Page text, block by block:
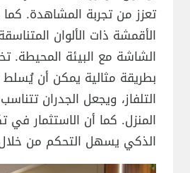
تعزز من تجربة المشاهدة.
الأقمشة ذات الألوان
الشاشة مع البيئة المحيطة.
بطريقة مثالية يمكن أن
التلفاز، ويجعل الجدران
المنزل. كما أن الاستثمار في
الذكي يسهل التحكم من خلال